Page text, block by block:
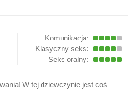
Komunikacja:
Klasyczny seks:
Seks oralny:
W tej dziewczynie jest coś